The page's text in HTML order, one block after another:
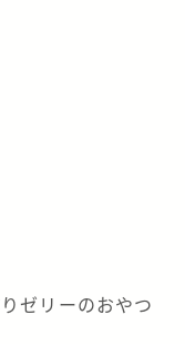
ゼリーのおやつ